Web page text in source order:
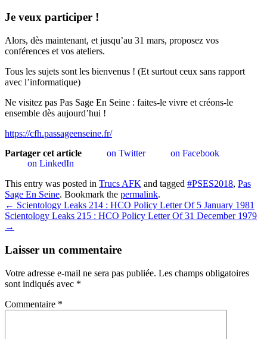
Je veux participer !
Alors, dès maintenant, et jusqu’au 31 mars, proposez vos
conférences et vos ateliers.
Tous les sujets sont les bienvenus ! (Et surtout ceux sans rapport
avec l’informatique)
Ne visitez pas Pas Sage En Seine : faites-le vivre et créons-le
ensemble dès aujourd’hui !
https://cfh.passageenseine.fr/
Partager cet article
on Twitter
on Facebook
on LinkedIn
This entry was posted in Trucs AFK and tagged #PSES2018, Pas
Sage En Seine. Bookmark the permalink.
Post
navigation
← Scientology Leaks 214 : HCO Policy Letter Of 5 January 1981
Scientology Leaks 215 : HCO Policy Letter Of 31 December 1979
→
Laisser un commentaire
Votre adresse e-mail ne sera pas publiée. Les champs obligatoires
sont indiqués avec *
Commentaire *